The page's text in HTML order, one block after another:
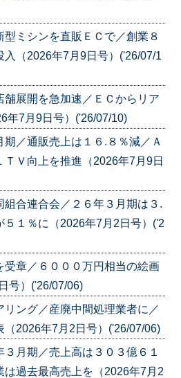
ミシンを直販ＥＣで／創業８
入（2026年7月9日号）('26/07/1
舗展開を急加速／ＥＣからリア
年7月9日号）('26/07/10)
／通販売上は１６.８％減／Ａ
ＴＶ向上を推進（2026年7月9日
組合連合会／２６年３月期は３.
５１％に（2026年7月2日号）('2
受章／６０００万円相当の絵画
号）('26/07/06)
ング／産廃中間処理業者に／
（2026年7月2日号）('26/07/06)
月期／売上高は３０３億６１
は過去最高売上を（2026年7月2